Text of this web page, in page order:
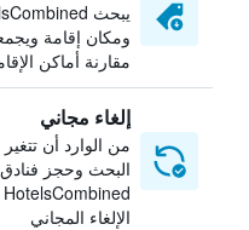
ومكان إقامة
مقارنة أماكن
إلغاء مجاني
من الوارد أن
البحث وحجز
الإلغاء المجاني